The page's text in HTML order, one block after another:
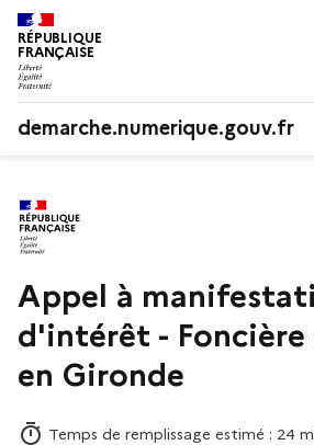
RÉPUBLIQUE
FRANÇAISE
demarche.numerique.gouv.fr
Appel à
d'intérêt - Foncière
en Gironde
Temps de remplissage estimé : 24